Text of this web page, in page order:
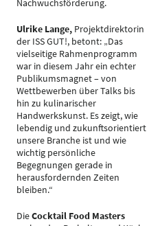
Nachwuchsförderung.
Ulrike Lange, Projektdirektorin
der ISS GUT!, betont: „Das
vielseitige Rahmenprogramm
war in diesem Jahr ein echter
Publikumsmagnet – von
Wettbewerben über Talks bis
hin zu kulinarischer
Handwerkskunst. Es zeigt, wie
lebendig und zukunftsorientiert
unsere Branche ist und wie
wichtig persönliche
Begegnungen gerade in
herausfordernden Zeiten
bleiben.“
DieCocktail Food Masters